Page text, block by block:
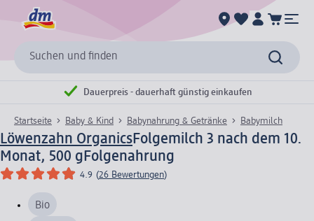
Suchen und finden
Dauerpreis - dauerhaft günstig einkaufen
Startseite Baby & Kind Babynahrung & Getränke Babymilch
Löwenzahn OrganicsFolgemilch 3 nach dem 10.
Monat, 500 g Folgenahrung
4.9 (26 Bewertungen)
Bio